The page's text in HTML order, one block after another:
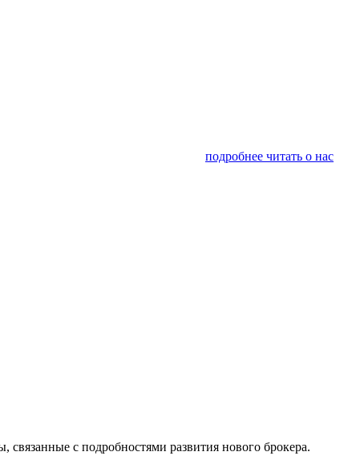
подробнее читать о нас
с подробностями развития нового брокера.